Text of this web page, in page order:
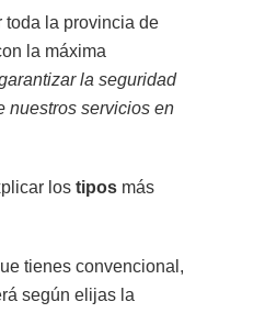
toda la provincia de
la máxima
la seguridad
nuestros servicios en
los tipos más
tienes convencional,
según elijas la